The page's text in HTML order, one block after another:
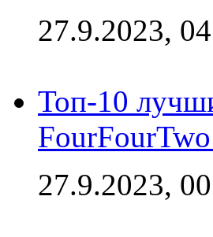
27.9.2023,
Топ-10
27.9.2023,